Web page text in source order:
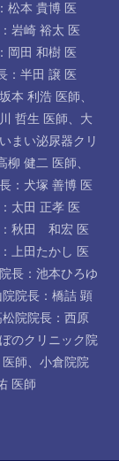
松本 貴博 医
岩崎 裕太 医
岡田 和樹 医
：半田 譲 医
本 利浩 医師、
哲生 医師、 大
まい泌尿器クリ
柳 健二 医師、
：犬塚 善博 医
太田 正孝 医
秋田 和宏 医
上田たかし 医
長：池本ひろゆ
院院長：橋詰 顕
松院院長：西原
のクリニック院
師、 小倉院院
医師